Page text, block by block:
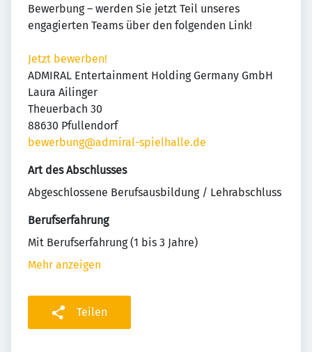
Bewerbung – werden Sie jetzt Teil unseres
engagierten Teams über den folgenden Link!
Jetzt bewerben!
ADMIRAL Entertainment Holding Germany GmbH
Laura Ailinger
Theuerbach 30
88630 Pfullendorf
bewerbung@admiral-spielhalle.de
Art des Abschlusses
Abgeschlossene Berufsausbildung / Lehrabschluss
Berufserfahrung
Mit Berufserfahrung (1 bis 3 Jahre)
Mehr anzeigen
Teilen